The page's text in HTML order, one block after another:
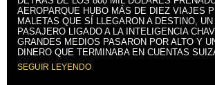
AEROPARQUE HUBO MÁS DE DIEZ VIAJES
MALETAS QUE SÍ LLEGARON A DESTINO,
PASAJERO LIGADO A LA INTELIGENCIA
GRANDES MEDIOS PASARON POR ALTO Y
DINERO QUE TERMINABA EN CUENTAS
SEGUIR LEYENDO